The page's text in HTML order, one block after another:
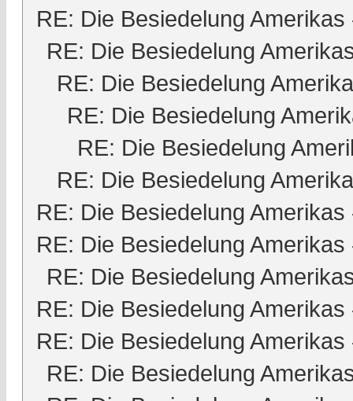
RE: Die Besiedelung Amerikas
RE: Die Besiedelung
RE: Die Besiedelung
RE: Die Besiedelung
RE: Die Besiedelung
RE: Die Besiedelung
RE: Die Besiedelung Amerikas
RE: Die Besiedelung Amerikas
RE: Die Besiedelung
RE: Die Besiedelung Amerikas
RE: Die Besiedelung Amerikas
RE: Die Besiedelung